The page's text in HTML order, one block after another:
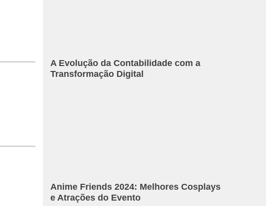
A Evolução da Contabilidade com a
Transformação Digital
Anime Friends 2024: Melhores Cosplays
e Atrações do Evento